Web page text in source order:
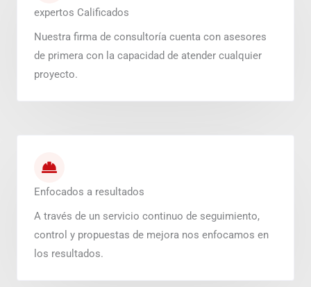
expertos Calificados
Nuestra firma de consultoría cuenta con asesores
de primera con la capacidad de atender cualquier
proyecto.
Enfocados a resultados
A través de un servicio continuo de seguimiento,
control y propuestas de mejora nos enfocamos en
los resultados.